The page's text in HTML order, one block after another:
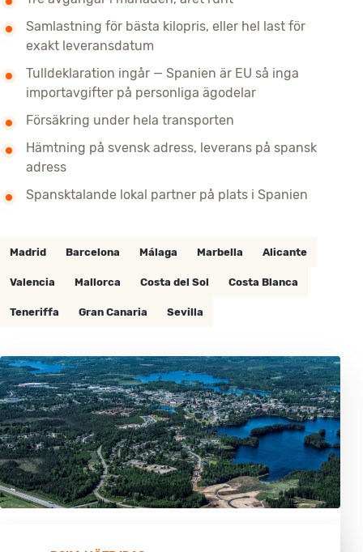
Samlastning för bästa kilopris, eller hel last för
exakt leveransdatum
Tulldeklaration ingår — Spanien är EU så inga
importavgifter på personliga ägodelar
Försäkring under hela transporten
Hämtning på svensk adress, leverans på spansk
adress
Spansktalande lokal partner på plats i Spanien
Madrid Barcelona Málaga Marbella Alicante
Valencia Mallorca Costa del Sol Costa Blanca
Teneriffa Gran Canaria Sevilla